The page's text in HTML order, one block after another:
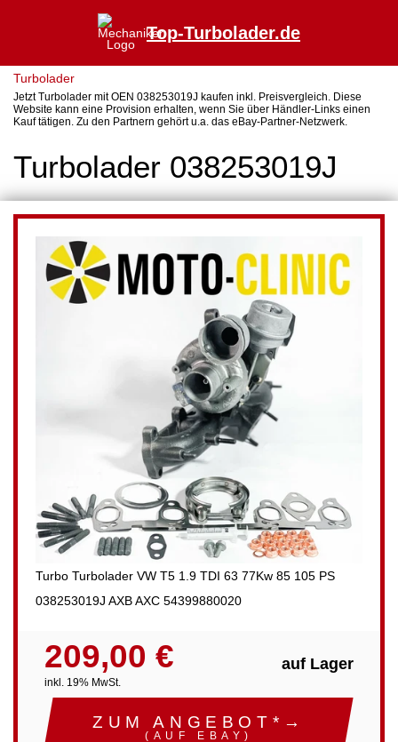
Top-Turbolader.de
Turbolader
Jetzt Turbolader mit OEN 038253019J kaufen inkl. Preisvergleich. Diese
Website kann eine Provision erhalten, wenn Sie über Händler-Links einen
Kauf tätigen. Zu den Partnern gehört u.a. das eBay-Partner-Netzwerk.
Turbolader 038253019J
Turbo Turbolader VW T5 1.9 TDI 63 77Kw 85 105 PS
038253019J AXB AXC 54399880020
209,00 €
inkl. 19% MwSt.
auf Lager
ZUM ANGEBOT*→
(AUF EBAY)